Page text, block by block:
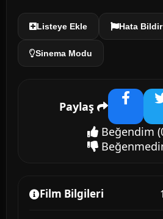
Listeye Ekle Hata Bildir
Sinema Modu
Paylaş Facebook
Beğendim
Film Bilgileri